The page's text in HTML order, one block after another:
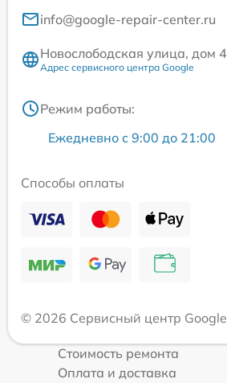
info@google-repair-center.ru
Новослободская улица, дом 4
Адрес сервисного центра Google
Режим работы:
Ежедневно с 9:00 до 21:00
Способы оплаты
© 2026 Сервисный центр Google
Стоимость ремонта
Оплата и доставка